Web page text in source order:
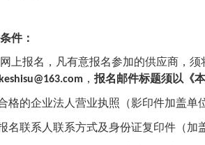
件：
上报名，凡有意报名参加的供应商，须
， 报名邮件标题须以《
格的企业法人营业执照（影印件加盖单
名联系人联系方式及身份证复印件（加